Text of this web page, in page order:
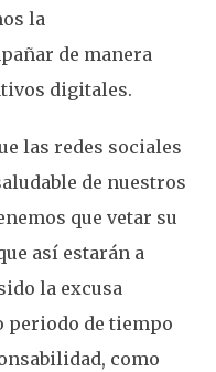
la
de manera
digitales.
las redes sociales
de nuestros
que vetar su
así estarán a
la excusa
periodo de tiempo
como